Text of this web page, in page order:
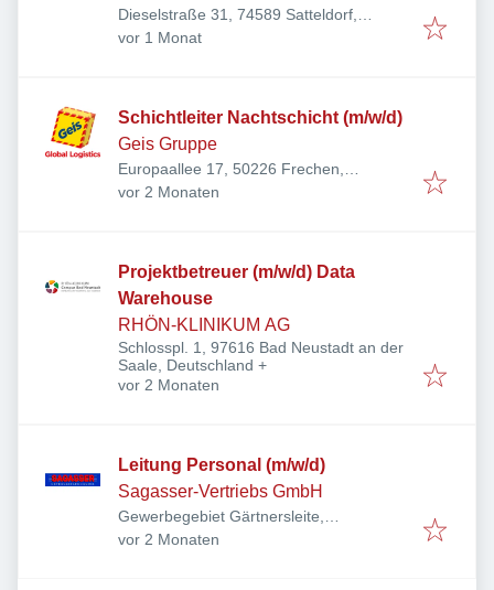
Dieselstraße 31, 74589 Satteldorf,
Deutschland
Veröffentlicht
vor 1 Monat
Schichtleiter Nachtschicht (m/w/d)
Geis Gruppe
Europaallee 17, 50226 Frechen,
Deutschland
Veröffentlicht:
vor 2 Monaten
Projektbetreuer (m/w/d) Data
Warehouse
RHÖN-KLINIKUM AG
Schlosspl. 1, 97616 Bad Neustadt an der
Saale, Deutschland +
Veröffentlicht:
vor 2 Monaten
Leitung Personal (m/w/d)
Sagasser-Vertriebs GmbH
Gewerbegebiet Gärtnersleite,
Gärtnersleite 5, 96450 Coburg,
Veröffentlicht:
vor 2 Monaten